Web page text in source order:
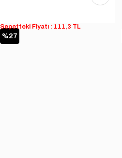
%27
Sepetteki Fiyatı : 111,3 TL